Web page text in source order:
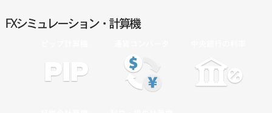
FXシミュレーション・計算機